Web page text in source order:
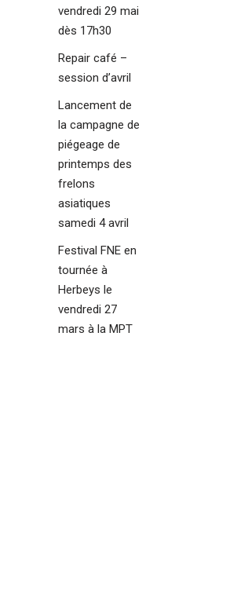
vendredi 29 mai
dès 17h30
Repair café –
session d’avril
Lancement de
la campagne de
piégeage de
printemps des
frelons
asiatiques
samedi 4 avril
Festival FNE en
tournée à
Herbeys le
vendredi 27
mars à la MPT